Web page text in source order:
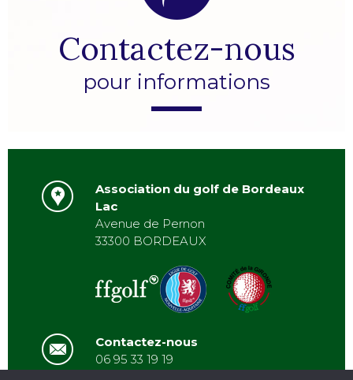
Contactez-nous
pour informations
Association du golf de Bordeaux
Lac
Avenue de Pernon
33300 BORDEAUX
Contactez-nous
06 95 33 19 19